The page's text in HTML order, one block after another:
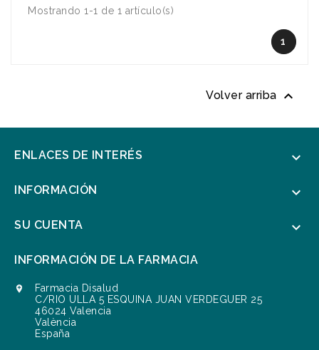
Mostrando 1-1 de 1 artículo(s)
1
Volver arriba 
ENLACES DE INTERÉS 
INFORMACIÓN 
SU CUENTA 
INFORMACIÓN DE LA FARMACIA

Farmacia Disalud
C/RIO ULLA 5 ESQUINA JUAN VERDEGUER 25
46024 Valencia
València
España